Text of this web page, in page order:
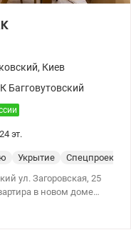
, Киев
Багговутовский
эт.
Укрытие Спецпроект
ул. Загоровская, 25
в новом доме
- санузел